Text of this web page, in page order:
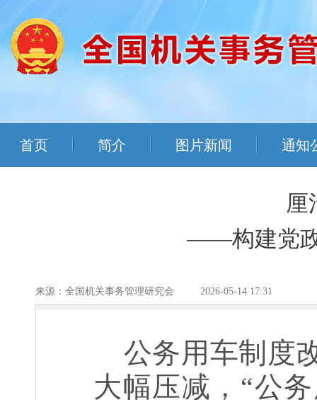
首页 简介 图片新闻 通知
厘
——构建党政
来源：全国机关事务管理研究会 2026-05-14 17:31
公务用车制度
大幅压减，“公